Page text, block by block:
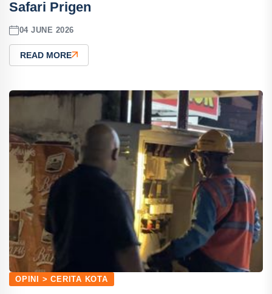
Safari Prigen
04 JUNE 2026
READ MORE
OPINI > CERITA KOTA